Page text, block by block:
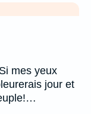
mes yeux
jour et